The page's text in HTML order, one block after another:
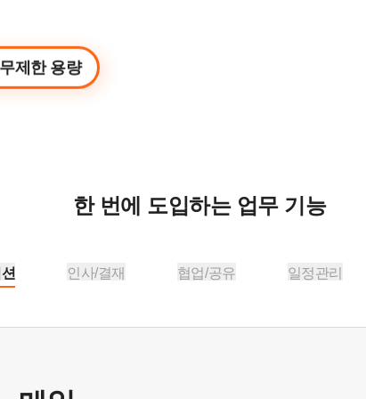
무제한 용량
한 번에 도입하는 업무 기능
인사/결재 협업/공유 일정관리